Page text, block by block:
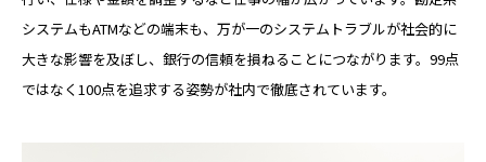
システムもATMなどの端末も、万が一のシステムトラブルが社会的に
大きな影響を及ぼし、銀行の信頼を損ねることにつながります。99点
ではなく100点を追求する姿勢が社内で徹底されています。